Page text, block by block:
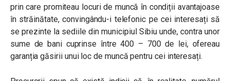
prin care promiteau locuri de muncă în condiții avantajoase
în străinătate, convingându-i telefonic pe cei interesați să
se prezinte la sediile din municipiul Sibiu unde, contra unor
sume de bani cuprinse între 400 – 700 de lei, ofereau
garanția găsirii unui loc de muncă pentru cei interesați.